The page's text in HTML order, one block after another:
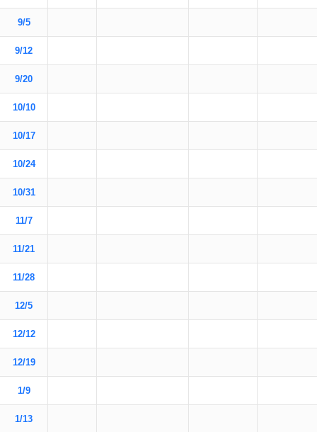
9/5
9/12
9/20
10/10
10/17
10/24
10/31
11/7
11/21
11/28
12/5
12/12
12/19
1/9
1/13